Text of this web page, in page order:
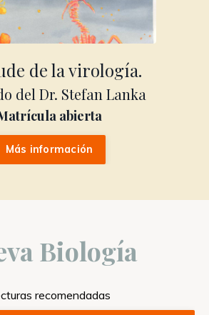
de la virología.
del Dr. Stefan Lanka
abierta
Más información
Biología
recomendadas